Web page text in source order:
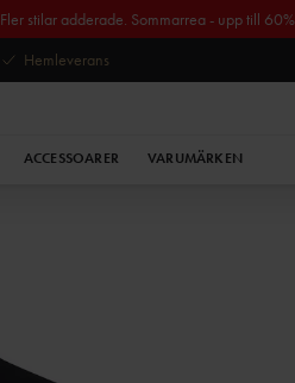
Fler stilar adderade. Sommarrea - upp till 60%
Hemleverans
ACCESSOARER VARUMÄRKEN